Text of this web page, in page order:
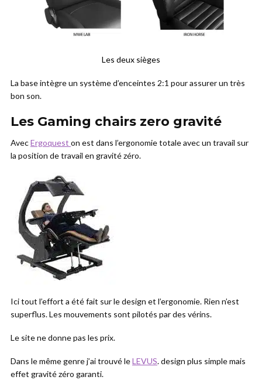
Les deux sièges
La base intègre un système d’enceintes 2:1 pour assurer un très
bon son.
Les Gaming chairs zero gravité
AvecErgoquest on est dans l’ergonomie totale avec un travail sur
la position de travail en gravité zéro.
Ici tout l’effort a été fait sur le design et l’ergonomie. Rien n’est
superflus. Les mouvements sont pilotés par des vérins.
Le site ne donne pas les prix.
Dans le même genre j’ai trouvé leLEVUS. design plus simple mais
effet gravité zéro garanti.